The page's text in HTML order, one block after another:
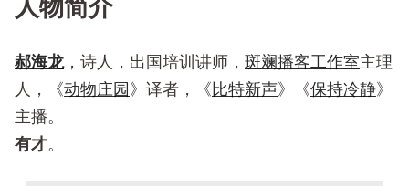
人物简介
郝海龙，诗人，出国培训讲师， 斑斓播客工作室主理
人，《动物庄园》译者，《比特新声》《保持冷静》
主播。
有才。